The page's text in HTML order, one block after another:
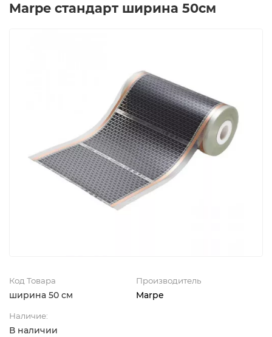
Marpe стандарт ширина 50см
Код Товара
ширина 50 см
Производитель
Marpe
Наличие:
В наличии